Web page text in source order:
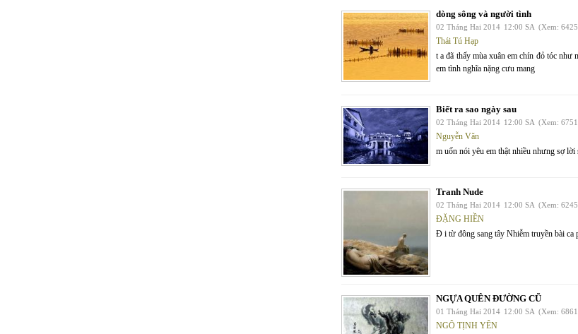
dòng sông và người tình
02 Tháng Hai 2014 12:00 SA (Xem:
Thái Tú Hạp
t a đã thấy mùa xuân em chín đỏ tóc
em tình nghĩa nặng cưu mang
Biết ra sao ngày sau
02 Tháng Hai 2014 12:00 SA (Xem:
Nguyễn Văn
m uốn nói yêu em thật nhiều nhưng sợ
Tranh Nude
02 Tháng Hai 2014 12:00 SA (Xem:
ĐẶNG HIỀN
Đ i từ đông sang tây Nhiễm truyền bài
NGỰA QUÊN ĐƯỜNG CŨ
01 Tháng Hai 2014 12:00 SA (Xem:
NGÔ TỊNH YÊN